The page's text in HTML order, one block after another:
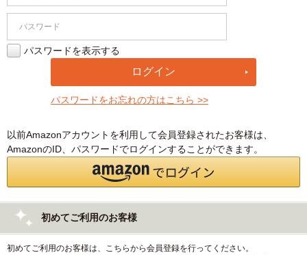
パスワードを表示する
パスワードをお忘れの方はこちら >>
以前Amazonアカウントを利用して会員登録されたお客様は、
AmazonのID、パスワードでログインすることができます。
初めてご利用のお客様
初めてご利用のお客様は、こちらから会員登録を行ってください。